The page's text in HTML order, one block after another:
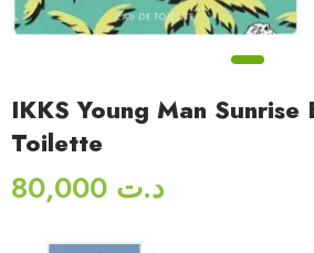
IKKS Young Man Sunrise
Toilette
د.ت